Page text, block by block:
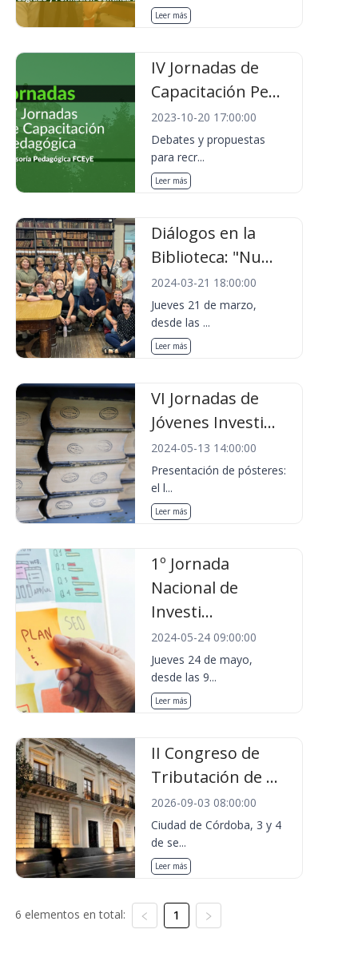
Leer más
IV Jornadas de
Capacitación Pe...
2023-10-20 17:00:00
Debates y propuestas
para recr...
Leer más
Diálogos en la
Biblioteca: "Nu...
2024-03-21 18:00:00
Jueves 21 de marzo,
desde las ...
Leer más
VI Jornadas de
Jóvenes Investi...
2024-05-13 14:00:00
Presentación de pósteres:
el l...
Leer más
1º Jornada
Nacional de
Investi...
2024-05-24 09:00:00
Jueves 24 de mayo,
desde las 9...
Leer más
II Congreso de
Tributación de ...
2026-09-03 08:00:00
Ciudad de Córdoba, 3 y 4
de se...
Leer más
6 elementos en total: 1